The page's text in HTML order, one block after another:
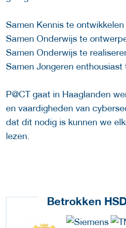
Samen Kennis te ontwikkelen
Samen Onderwijs te
Samen Onderwijs te
Samen Jongeren enthousiast
P@CT gaat in Haaglanden
en vaardigheden van
dat dit nodig is kunnen we
lezen.
Betrokken